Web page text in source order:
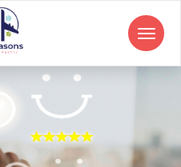
Toggle navigation